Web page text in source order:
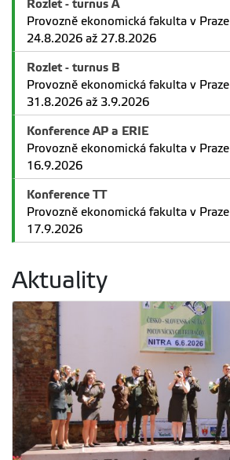
Rozlet - turnus A
Provozně ekonomická fakulta v Praze
24.8.2026 až 27.8.2026
Rozlet - turnus B
Provozně ekonomická fakulta v Praze
31.8.2026 až 3.9.2026
Konference AP a ERIE
Provozně ekonomická fakulta v Praze
16.9.2026
Konference TT
Provozně ekonomická fakulta v Praze
17.9.2026
Aktuality